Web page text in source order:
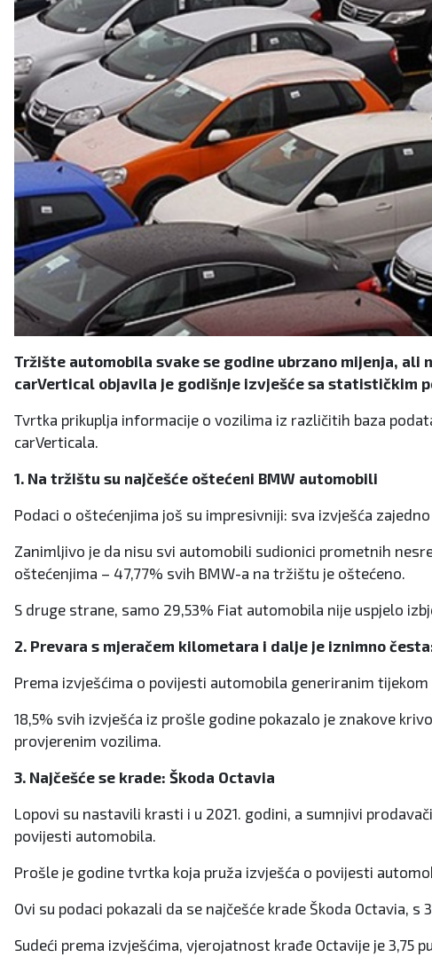
Tržište automobila svake se godine ubrzano mijenja,
carVertical objavila je godišnje izvješće sa statističkim
Tvrtka prikuplja informacije o vozilima iz različitih baza
carVerticala.
1. Na tržištu su najčešće oštećeni BMW automobili
Podaci o oštećenjima još su impresivniji: sva izvješća
Zanimljivo je da nisu svi automobili sudionici prometnih
oštećenjima – 47,77% svih BMW-a na tržištu je oštećeno.
S druge strane, samo 29,53% Fiat automobila nije uspjelo
2. Prevara s mjeračem kilometara i dalje je iznimno
Prema izvješćima o povijesti automobila generiranim
18,5% svih izvješća iz prošle godine pokazalo je znakove
provjerenim vozilima.
3. Najčešće se krade: Škoda Octavia
Lopovi su nastavili krasti i u 2021. godini, a sumnjivi
povijesti automobila.
Prošle je godine tvrtka koja pruža izvješća o povijesti
Ovi su podaci pokazali da se najčešće krade Škoda Octavia, s
Sudeći prema izvješćima, vjerojatnost krađe Octavije je 3,75